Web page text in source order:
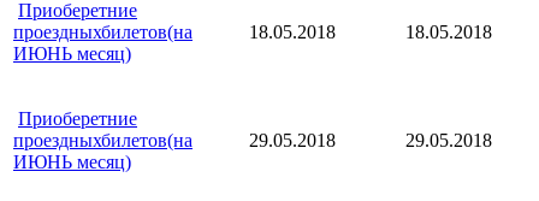
Приоберетние
проездныхбилетов(на
ИЮНЬ месяц)
18.05.2018 18.05.2018
Приоберетние
проездныхбилетов(на
ИЮНЬ месяц)
29.05.2018 29.05.2018